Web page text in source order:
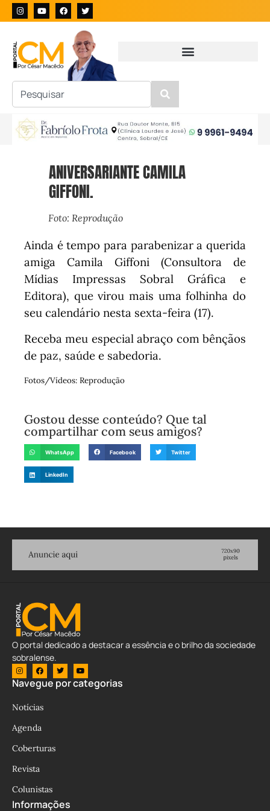
ANIVERSARIANTE CAMILA
GIFFONI.
Foto: Reprodução
Ainda é tempo para parabenizar a querida
amiga Camila Giffoni (Consultora de
Mídias Impressas Sobral Gráfica e
Editora), que virou mais uma folhinha do
seu calendário nesta sexta-feira (17).
Receba meu especial abraço com bênçãos
de paz, saúde e sabedoria.
Fotos/Vídeos: Reprodução
Gostou desse conteúdo? Que tal
compartilhar com seus amigos?
WhatsApp Facebook Twitter
LinkedIn
O portal dedicado a destacar a essência e o brilho da sociedade
sobralense.
Navegue por categorias
Notícias
Agenda
Coberturas
Revista
Colunistas
Informações